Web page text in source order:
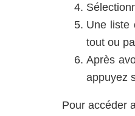
Une liste
tout ou
Après
appuyez
Pour accéder